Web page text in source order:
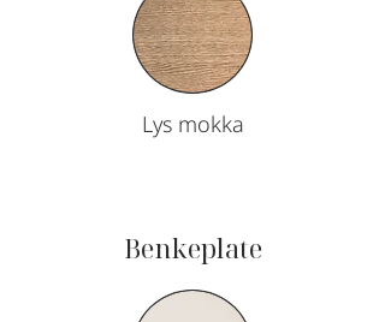
Lys mokka
Benkeplate